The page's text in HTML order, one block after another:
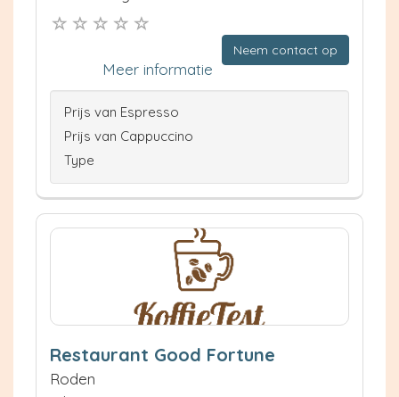
Neem contact op
Meer informatie
Prijs van Espresso
Prijs van Cappuccino
Type
Restaurant Good Fortune
Roden